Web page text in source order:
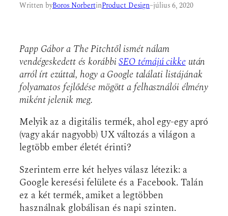
Written byBoros NorbertinProduct Design–július 6, 2020
Papp Gábor a The Pitchtől ismét nálam
vendégeskedett és korábbiSEO témájú cikkeután
arról írt ezúttal, hogy a Google találati listájának
folyamatos fejlődése mögött a felhasználói élmény
miként jelenik meg.
Melyik az a digitális termék, ahol egy-egy apró
(vagy akár nagyobb) UX változás a világon a
legtöbb ember életét érinti?
Szerintem erre két helyes válasz létezik: a
Google keresési felülete és a Facebook. Talán
ez a két termék, amiket a legtöbben
használnak globálisan és napi szinten.